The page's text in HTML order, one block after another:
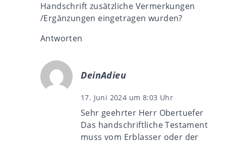
Handschrift zusätzliche Vermerkungen
/Ergänzungen eingetragen wurden?
Antworten
DeinAdieu
17. Juni 2024 um 8:03 Uhr
Sehr geehrter Herr Obertuefer
Das handschriftliche Testament
muss vom Erblasser oder der